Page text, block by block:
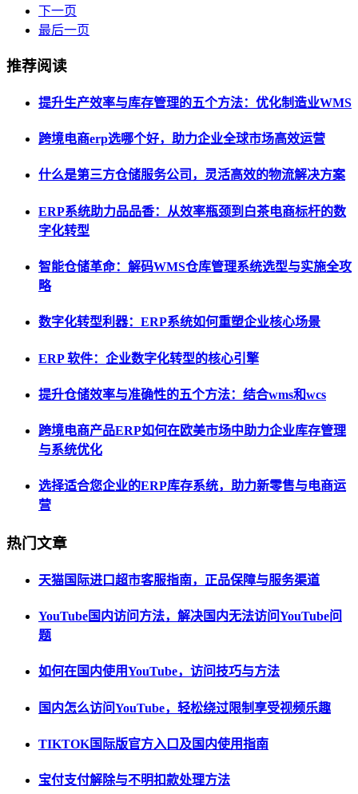
下一页
最后一页
推荐阅读
提升生产效率与库存管理的五个方法：优化制造业WMS
跨境电商erp选哪个好，助力企业全球市场高效运营
什么是第三方仓储服务公司，灵活高效的物流解决方案
ERP系统助力品品香：从效率瓶颈到白茶电商标杆的数
字化转型
智能仓储革命：解码WMS仓库管理系统选型与实施全攻
略
数字化转型利器：ERP系统如何重塑企业核心场景
ERP 软件：企业数字化转型的核心引擎
提升仓储效率与准确性的五个方法：结合wms和wcs
跨境电商产品ERP如何在欧美市场中助力企业库存管理
与系统优化
选择适合您企业的ERP库存系统，助力新零售与电商运
营
热门文章
天猫国际进口超市客服指南，正品保障与服务渠道
YouTube国内访问方法，解决国内无法访问YouTube问
题
如何在国内使用YouTube，访问技巧与方法
国内怎么访问YouTube，轻松绕过限制享受视频乐趣
TIKTOK国际版官方入口及国内使用指南
宝付支付解除与不明扣款处理方法